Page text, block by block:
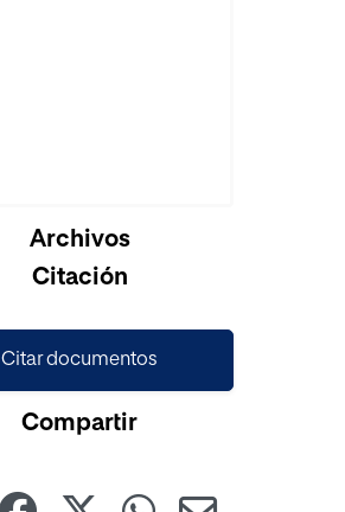
Archivos
Citación
Citar documentos
Compartir